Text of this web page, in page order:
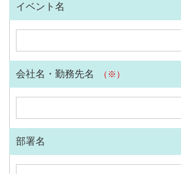
イベント名
会社名・勤務先名 （※）
部署名